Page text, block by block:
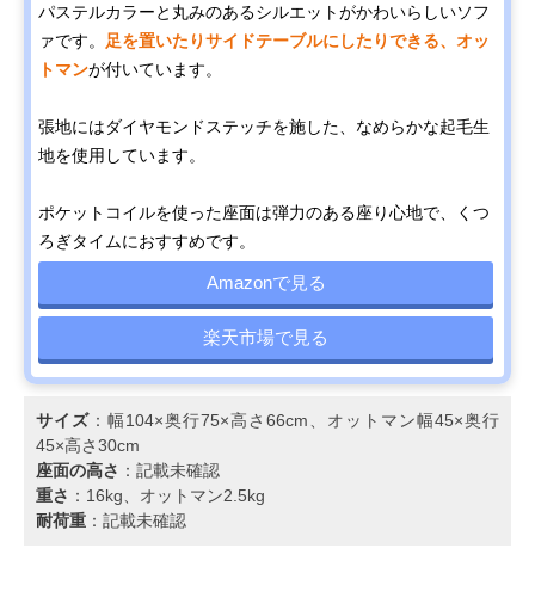
パステルカラーと丸みのあるシルエットがかわいらしいソフ
ァです。
足を置いたりサイドテーブルにしたりできる、オッ
トマンが付いています。
張地にはダイヤモンドステッチを施した、なめらかな起毛生
地を使用しています。
ポケットコイルを使った座面は弾力のある座り心地で、くつ
ろぎタイムにおすすめです。
Amazonで見る
楽天市場で見る
サイズ ：幅104×奥行75×高さ66cm、オットマン幅45×奥行
45×高さ30cm
座面の高さ ：記載未確認
重さ ：16kg、オットマン2.5kg
耐荷重 ：記載未確認